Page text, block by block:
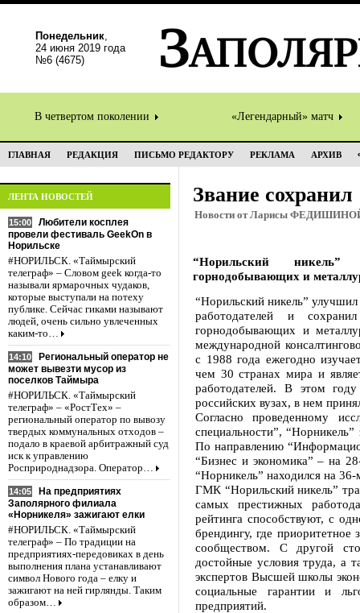
Понедельник,
24 июня 2019 года
№6 (4675)
В четвертом поколении «Легендарный» матч
ГЛАВНАЯ РЕДАКЦИЯ ПИСЬМО РЕДАКТОРУ РЕКЛАМА АРХИВ
ЛЕНТА НОВОСТЕЙ
15:00
Любители косплея
провели фестиваль GeekOn в
Норильске
#НОРИЛЬСК. «Таймырский
телеграф» – Словом geek когда-то
называли ярмарочных чудаков,
которые выступали на потеху
публике. Сейчас гиками называют
людей, очень сильно увлеченных
каким-то…
14:10
Региональный оператор не
может вывезти мусор из
поселков Таймыра
#НОРИЛЬСК. «Таймырский
телеграф» – «РостТех» –
региональный оператор по вывозу
твердых коммунальных отходов –
подало в краевой арбитражный суд
иск к управлению
Росприроднадзора. Оператор…
14:05
На предприятиях
Заполярного филиала
«Норникеля» зажигают елки
#НОРИЛЬСК. «Таймырский
телеграф» – По традиции на
предприятиях-передовиках в день
выполнения плана устанавливают
символ Нового года – елку и
зажигают на ней гирлянды. Таким
образом…
Звание сохранил
Новости от Ларисы
“Норильский
горнодобывающих и
“Норильский никель” улучшил
работодателей и
горнодобывающих и
международной
с 1988 года ежегодно
чем 30 странах мира и
работодателей. В этом
российских вузах, в нем
Согласно проведенному
специальности”,
По направлению
“Бизнес и экономика” – на
“Норникель” находился на
ГМК “Норильский никель”
самых престижных
рейтинга способствуют, с
брендингу, где приоритетное
сообществом. С другой
достойные условия труда, а
экспертов Высшей школы
социальные гарантии и
предприятий.